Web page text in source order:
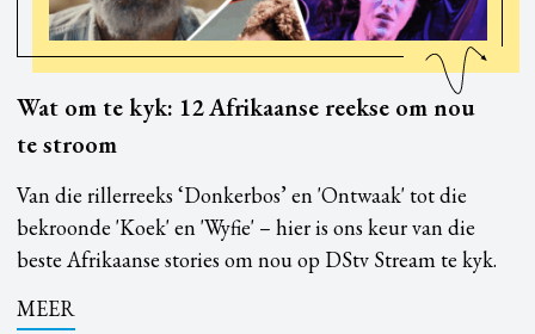
Wat om te kyk: 12 Afrikaanse reekse om nou
te stroom
Van die rillerreeks ‘Donkerbos’ en 'Ontwaak' tot die
bekroonde 'Koek' en 'Wyfie' – hier is ons keur van die
beste Afrikaanse stories om nou op DStv Stream te kyk.
MEER